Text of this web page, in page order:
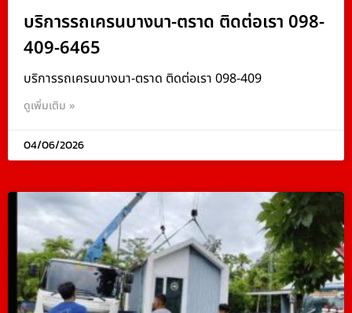
บริการรถเครนบางนา-ตราด ติดต่อเรา 098-
409-6465
บริการรถเครนบางนา-ตราด ติดต่อเรา 098-409
ดูเพิ่มเติม »
04/06/2026